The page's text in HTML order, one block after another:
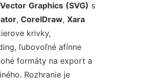
Vector Graphics (SVG) s
, CorelDraw, Xara
krivky,
ľubovoľné afínne
formáty na export a
Rozhranie je